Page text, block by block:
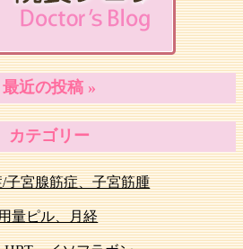
最近の投稿 »
カテゴリー
子宮腺筋症、子宮筋腫
量ピル、月経